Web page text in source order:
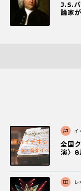
J.S.
論家
イ
全国
演〉8
レ